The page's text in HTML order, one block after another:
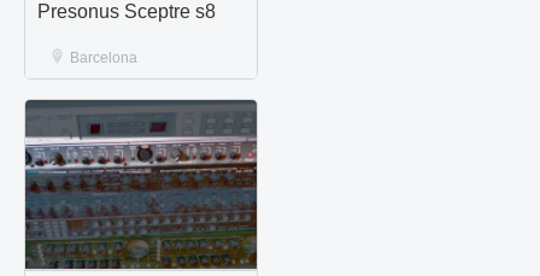
Presonus Sceptre s8
Barcelona